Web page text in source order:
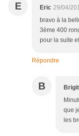
E Eric 29/04/
bravo à la
3ème 400
pour la suite
Répondre
B
que
les